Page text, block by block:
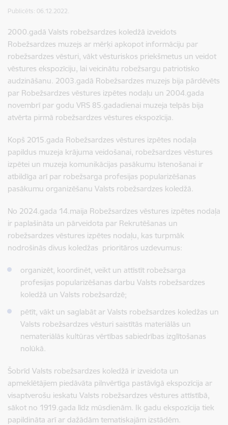
Publicēts: 06.12.2022.
2000.gadā Valsts robežsardzes koledžā izveidots
Robežsardzes muzejs ar mērķi apkopot informāciju par
robežsardzes vēsturi, vākt vēsturiskos priekšmetus un veidot
vēstures ekspozīciju, lai veicinātu robežsargu patriotisko
audzināšanu. 2003.gadā Robežsardzes muzejs bija pārdēvēts
par Robežsardzes vēstures izpētes nodaļu un 2004.gada
novembrī par godu VRS 85.gadadienai muzeja telpās bija
atvērta pirmā robežsardzes vēstures ekspozīcija.
Kopš 2015.gada Robežsardzes vēstures izpētes nodaļa
papildus muzeja krājuma veidošanai, robežsardzes vēstures
izpētei un muzeja komunikācijas pasākumu īstenošanai ir
atbildīga arī par robežsarga profesijas popularizēšanas
pasākumu organizēšanu Valsts robežsardzes koledžā.
No 2024.gada 14.maija Robežsardzes vēstures izpētes nodaļa
ir paplašināta un pārveidota par Rekrutēšanas un
robežsardzes vēstures izpētes nodaļu, kas turpmāk
nodrošinās divus koledžas prioritāros uzdevumus:
organizēt, koordinēt, veikt un attīstīt robežsarga
profesijas popularizēšanas darbu Valsts robežsardzes
koledžā un Valsts robežsardzē;
pētīt, vākt un saglabāt ar Valsts robežsardzes koledžas un
Valsts robežsardzes vēsturi saistītās materiālās un
nemateriālās kultūras vērtības sabiedrības izglītošanas
nolūkā.
Šobrīd Valsts robežsardzes koledžā ir izveidota un
apmeklētājiem piedāvāta pilnvērtīga pastāvīgā ekspozīcija ar
visaptverošu ieskatu Valsts robežsardzes vēstures attīstībā,
sākot no 1919.gada līdz mūsdienām. Ik gadu ekspozīcija tiek
papildināta arī ar dažādām tematiskajām izstādēm.